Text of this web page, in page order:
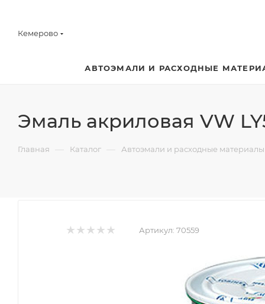
Кемерово
АВТОЭМАЛИ И РАСХОДНЫЕ
Эмаль акриловая VW
Главная — Каталог — Автоэмали и расходные материалы
Артикул: 70559